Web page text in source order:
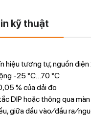
kỹ thuật
hiệu tương tự, nguồn
-25 °C…70 °C
% của dải đo
DIP hoặc thông qua
giữa đầu vào ⁄ đầu ra ⁄